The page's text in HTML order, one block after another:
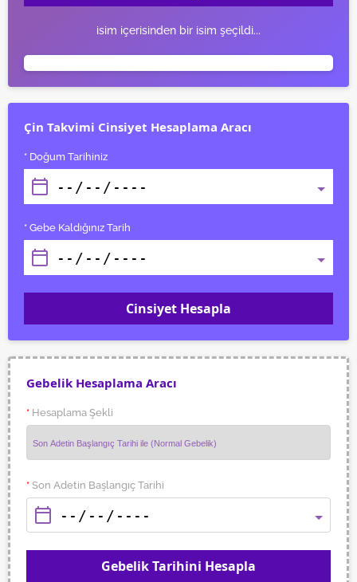
isim içerisinden bir isim şeçildi...
Çin Takvimi Cinsiyet Hesaplama Aracı
* Doğum Tarihiniz
* Gebe Kaldığınız Tarih
Cinsiyet Hesapla
Gebelik Hesaplama Aracı
* Hesaplama Şekli
* Son Adetin Başlangıç Tarihi
Gebelik Tarihini Hesapla